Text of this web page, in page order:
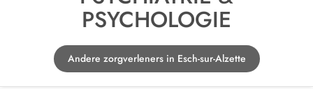
PSYCHOLOGIE
Andere zorgverleners in Esch-sur-Alzette